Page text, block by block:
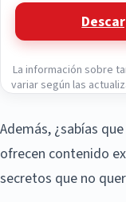
La información sobre
variar según las
Además, ¿sabías
ofrecen contenido
secretos que no